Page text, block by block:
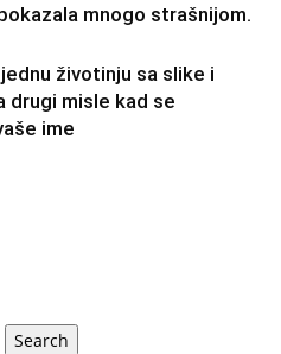
mnogo strašnijom.
životinju sa slike i
misle kad se
ime
Search